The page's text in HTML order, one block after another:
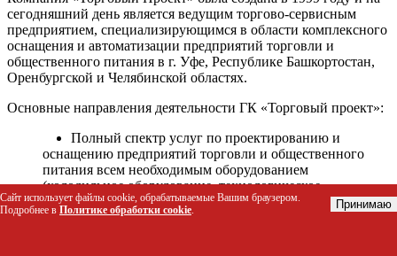
сегодняшний день является ведущим торгово-сервисным
предприятием, специализирующимся в области комплексного
оснащения и автоматизации предприятий торговли и
общественного питания в г. Уфе, Республике Башкортостан,
Оренбургской и Челябинской областях.
Основные направления деятельности ГК «Торговый проект»:
Полный спектр услуг по проектированию и
оснащению предприятий торговли и общественного
питания всем необходимым оборудованием
(холодильное оборудование, технологическое
оборудование, стеллажное оборудование и т.д.);
Автоматизация торговых процессов и внедрения
Сайт использует файлы cookie, обрабатываемые Вашим браузером.
Подробнее в Политике обработки cookie. Принимаю